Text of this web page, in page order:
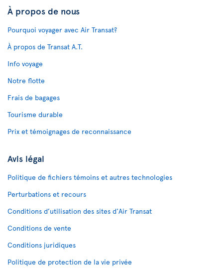
À propos de nous
Pourquoi voyager avec Air Transat?
À propos de Transat A.T.
Info voyage
Notre flotte
Frais de bagages
Tourisme durable
Prix et témoignages de reconnaissance
Avis légal
Politique de fichiers témoins et autres technologies
Perturbations et recours
Conditions d’utilisation des sites d'Air Transat
Conditions de vente
Conditions juridiques
Politique de protection de la vie privée